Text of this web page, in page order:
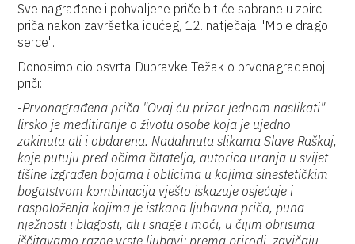
Sve nagrađene i pohvaljene priče bit će sabrane u zbirci
priča nakon završetka idućeg, 12. natječaja "Moje drago
serce".
Donosimo dio osvrta Dubravke Težak o prvonagrađenoj
priči:
-Prvonagrađena priča "Ovaj ću prizor jednom naslikati"
lirsko je meditiranje o životu osobe koja je ujedno
zakinuta ali i obdarena. Nadahnuta slikama Slave Raškaj,
koje putuju pred očima čitatelja, autorica uranja u svijet
tišine izgrađen bojama i oblicima u kojima sinestetičkim
bogatstvom kombinacija vješto iskazuje osjećaje i
raspoloženja kojima je istkana ljubavna priča, puna
nježnosti i blagosti, ali i snage i moći, u čijim obrisima
iščitavamo razne vrste ljubavi: prema prirodi, zavičaju,